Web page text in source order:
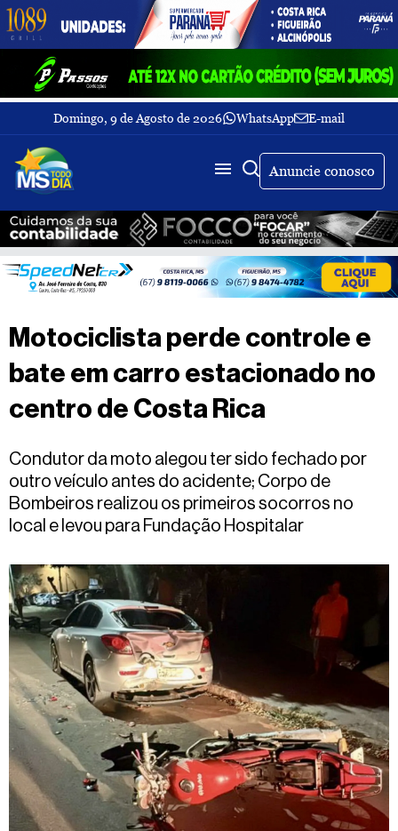
Domingo, 9 de Agosto de 2026 WhatsApp E-mail
Fechar Menu
Últimas
notícias
Galeria
de
fotos
Sobre
Nós
TV
MS
dia
Fale
Anuncie conosco
Buscar
Motociclista perde controle e
bate em carro estacionado no
centro de Costa Rica
Condutor da moto alegou ter sido fechado por
outro veículo antes do acidente; Corpo de
Bombeiros realizou os primeiros socorros no
local e levou para Fundação Hospitalar